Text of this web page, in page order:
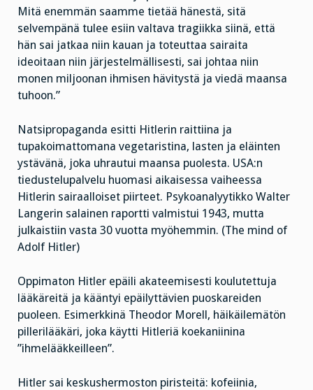
Mitä enemmän saamme tietää hänestä, sitä
selvempänä tulee esiin valtava tragiikka siinä, että
hän sai jatkaa niin kauan ja toteuttaa sairaita
ideoitaan niin järjestelmällisesti, sai johtaa niin
monen miljoonan ihmisen hävitystä ja viedä maansa
tuhoon.”
Natsipropaganda esitti Hitlerin raittiina ja
tupakoimattomana vegetaristina, lasten ja eläinten
ystävänä, joka uhrautui maansa puolesta. USA:n
tiedustelupalvelu huomasi aikaisessa vaiheessa
Hitlerin sairaalloiset piirteet. Psykoanalyytikko Walter
Langerin salainen raportti valmistui 1943, mutta
julkaistiin vasta 30 vuotta myöhemmin. (The mind of
Adolf Hitler)
Oppimaton Hitler epäili akateemisesti koulutettuja
lääkäreitä ja kääntyi epäilyttävien puoskareiden
puoleen. Esimerkkinä Theodor Morell, häikäilemätön
pillerilääkäri, joka käytti Hitleriä koekaniinina
”ihmelääkkeilleen”.
Hitler sai keskushermoston piristeitä: kofeiinia,